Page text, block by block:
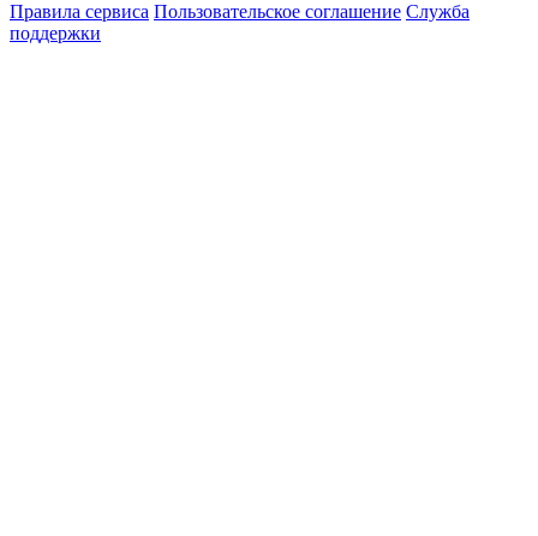
Правила сервиса Пользовательское соглашение Служба
поддержки